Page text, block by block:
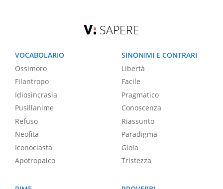
SAPERE
VOCABOLARIO
Ossimoro
Filantropo
Idiosincrasia
Pusillanime
Refuso
Neofita
Iconoclasta
Apotropaico
SINONIMI E CONTRARI
Libertà
Facile
Pragmatico
Conoscenza
Riassunto
Paradigma
Gioia
Tristezza